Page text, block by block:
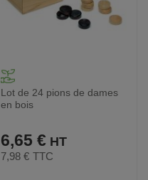
Lot de 24 pions de dames
en bois
6,65 €
7,98 € TTC